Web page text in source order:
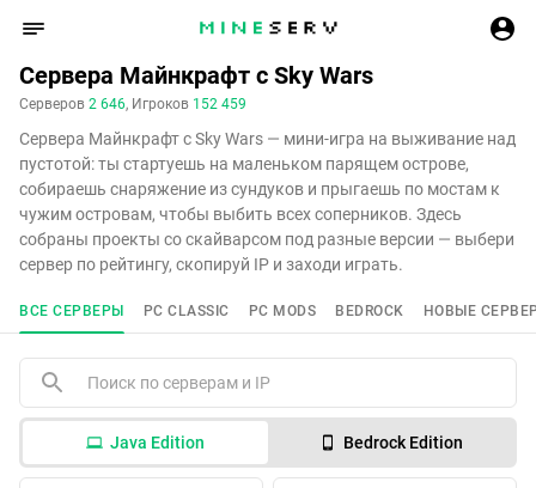
Сервера Майнкрафт с Sky Wars
Серверов 2 646, Игроков 152 459
Сервера Майнкрафт с Sky Wars — мини-игра на выживание над
пустотой: ты стартуешь на маленьком парящем острове,
собираешь снаряжение из сундуков и прыгаешь по мостам к
чужим островам, чтобы выбить всех соперников. Здесь
собраны проекты со скайварсом под разные версии — выбери
сервер по рейтингу, скопируй IP и заходи играть.
ВСЕ СЕРВЕРЫ PC CLASSIC PC MODS BEDROCK НОВЫЕ
Java Edition Bedrock Edition